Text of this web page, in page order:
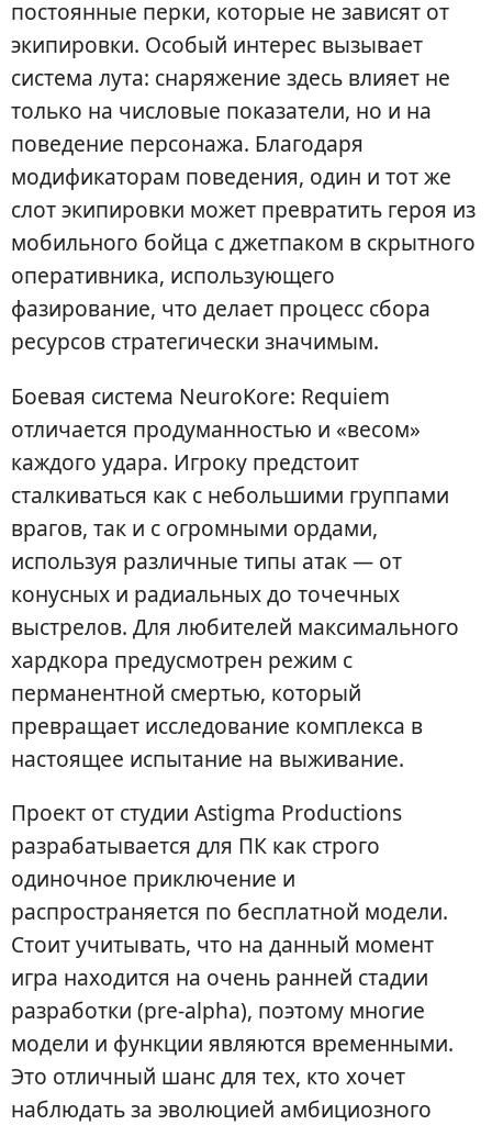
постоянные перки, которые не зависят от
экипировки. Особый интерес вызывает
система лута: снаряжение здесь влияет не
только на числовые показатели, но и на
поведение персонажа. Благодаря
модификаторам поведения, один и тот же
слот экипировки может превратить героя из
мобильного бойца с джетпаком в скрытного
оперативника, использующего
фазирование, что делает процесс сбора
ресурсов стратегически значимым.
Боевая система NeuroKore: Requiem
отличается продуманностью и «весом»
каждого удара. Игроку предстоит
сталкиваться как с небольшими группами
врагов, так и с огромными ордами,
используя различные типы атак — от
конусных и радиальных до точечных
выстрелов. Для любителей максимального
хардкора предусмотрен режим с
перманентной смертью, который
превращает исследование комплекса в
настоящее испытание на выживание.
Проект от студии Astigma Productions
разрабатывается для ПК как строго
одиночное приключение и
распространяется по бесплатной модели.
Стоит учитывать, что на данный момент
игра находится на очень ранней стадии
разработки (pre-alpha), поэтому многие
модели и функции являются временными.
Это отличный шанс для тех, кто хочет
наблюдать за эволюцией амбициозного